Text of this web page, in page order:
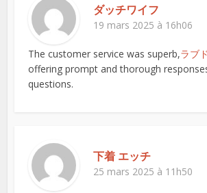
ダッチワイフ
19 mars 2025 à 16h06
The customer service was superb,ラブ
offering prompt and thorough
questions.
下着 エッチ
25 mars 2025 à 11h50